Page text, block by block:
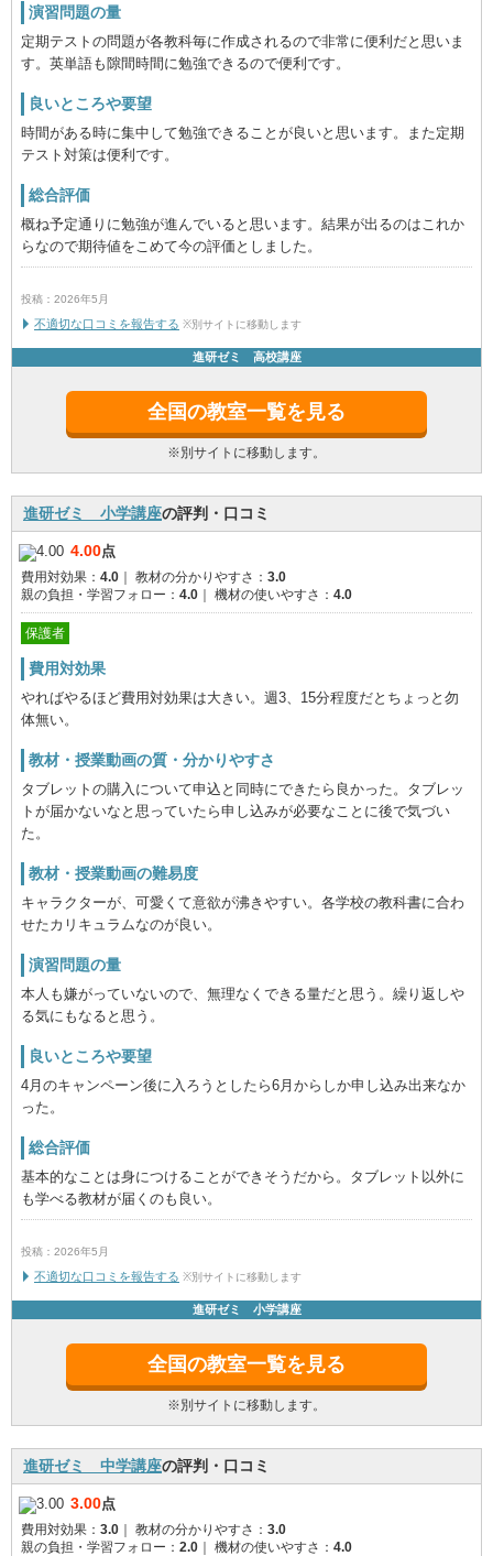
演習問題の量
定期テストの問題が各教科毎に作成されるので非常に便利だと思いま
す。英単語も隙間時間に勉強できるので便利です。
良いところや要望
時間がある時に集中して勉強できることが良いと思います。また定期
テスト対策は便利です。
総合評価
概ね予定通りに勉強が進んでいると思います。結果が出るのはこれか
らなので期待値をこめて今の評価としました。
投稿：2026年5月
不適切な口コミを報告する ※別サイトに移動します
進研ゼミ 高校講座
全国の教室一覧を見る
※別サイトに移動します。
進研ゼミ 小学講座の評判・口コミ
4.00点
費用対効果： 4.0 教材の分かりやすさ： 3.0
親の負担・学習フォロー： 4.0 機材の使いやすさ： 4.0
保護者
費用対効果
やればやるほど費用対効果は大きい。週3、15分程度だとちょっと勿
体無い。
教材・授業動画の質・分かりやすさ
タブレットの購入について申込と同時にできたら良かった。タブレッ
トが届かないなと思っていたら申し込みが必要なことに後で気づい
た。
教材・授業動画の難易度
キャラクターが、可愛くて意欲が沸きやすい。各学校の教科書に合わ
せたカリキュラムなのが良い。
演習問題の量
本人も嫌がっていないので、無理なくできる量だと思う。繰り返しや
る気にもなると思う。
良いところや要望
4月のキャンペーン後に入ろうとしたら6月からしか申し込み出来なか
った。
総合評価
基本的なことは身につけることができそうだから。タブレット以外に
も学べる教材が届くのも良い。
投稿：2026年5月
不適切な口コミを報告する ※別サイトに移動します
進研ゼミ 小学講座
全国の教室一覧を見る
※別サイトに移動します。
進研ゼミ 中学講座の評判・口コミ
3.00点
費用対効果： 3.0 教材の分かりやすさ： 3.0
親の負担・学習フォロー： 2.0 機材の使いやすさ： 4.0